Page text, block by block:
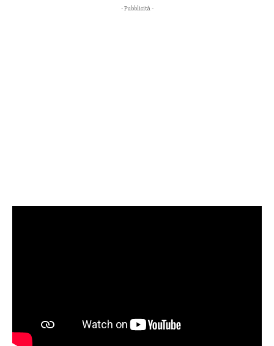
- Pubblicità -